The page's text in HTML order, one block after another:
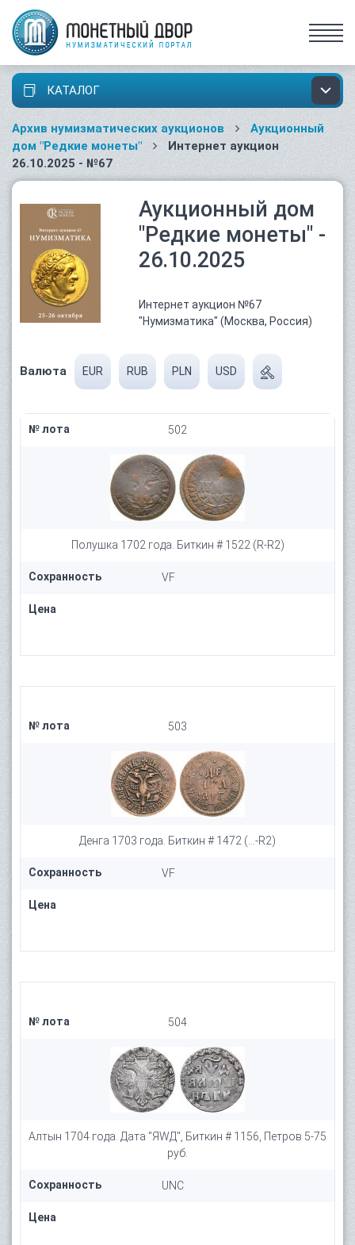
КАТАЛОГ
Архив нумизматических аукционов
Аукционный
дом "Редкие монеты"
Интернет аукцион
26.10.2025 - №67
Аукционный дом
"Редкие монеты" -
26.10.2025
Интернет аукцион №67
"Нумизматика" (Москва, Россия)
Валюта EUR RUB PLN USD
№ лота 502
Полушка 1702 года. Биткин # 1522 (R-R2)
Сохранность VF
Цена
№ лота 503
Денга 1703 года. Биткин # 1472 (...-R2)
Сохранность VF
Цена
№ лота 504
Алтын 1704 года. Дата "ЯWД", Биткин # 1156, Петров 5-75
руб.
Сохранность UNC
Цена